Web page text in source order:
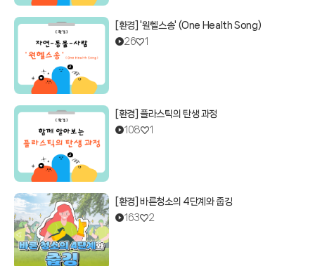
[환경] '원헬스송' (One Health Song)
26
1
[환경] 플라스틱의 탄생 과정
108
1
[환경] 바른청소의 4단계와 줍깅
163
2